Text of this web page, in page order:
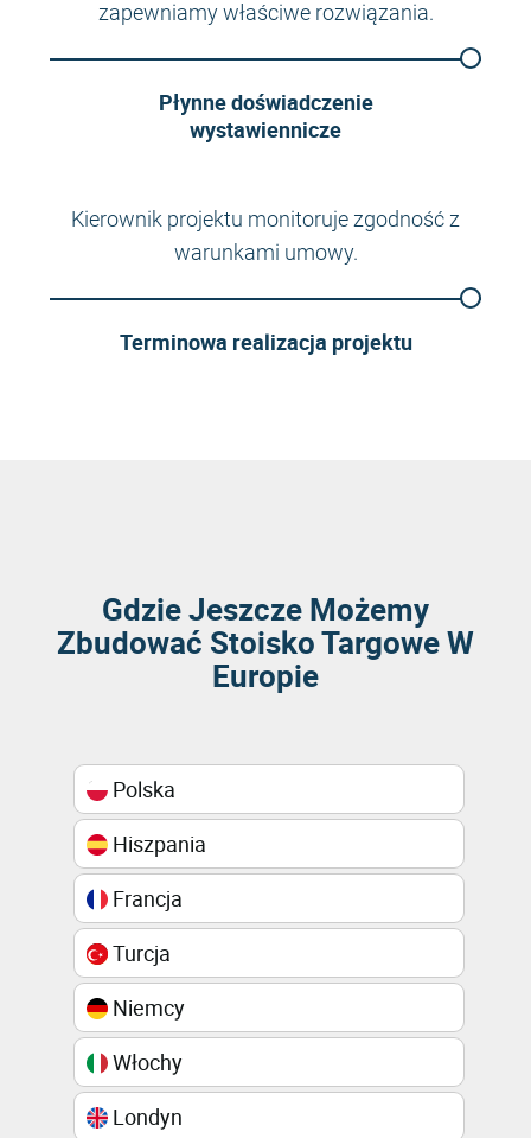
zapewniamy właściwe rozwiązania.
Płynne doświadczenie
wystawiennicze
Kierownik projektu monitoruje zgodność z
warunkami umowy.
Terminowa realizacja projektu
Gdzie Jeszcze Możemy
Zbudować Stoisko Targowe W
Europie
Polska
Hiszpania
Francja
Turcja
Niemcy
Włochy
Londyn